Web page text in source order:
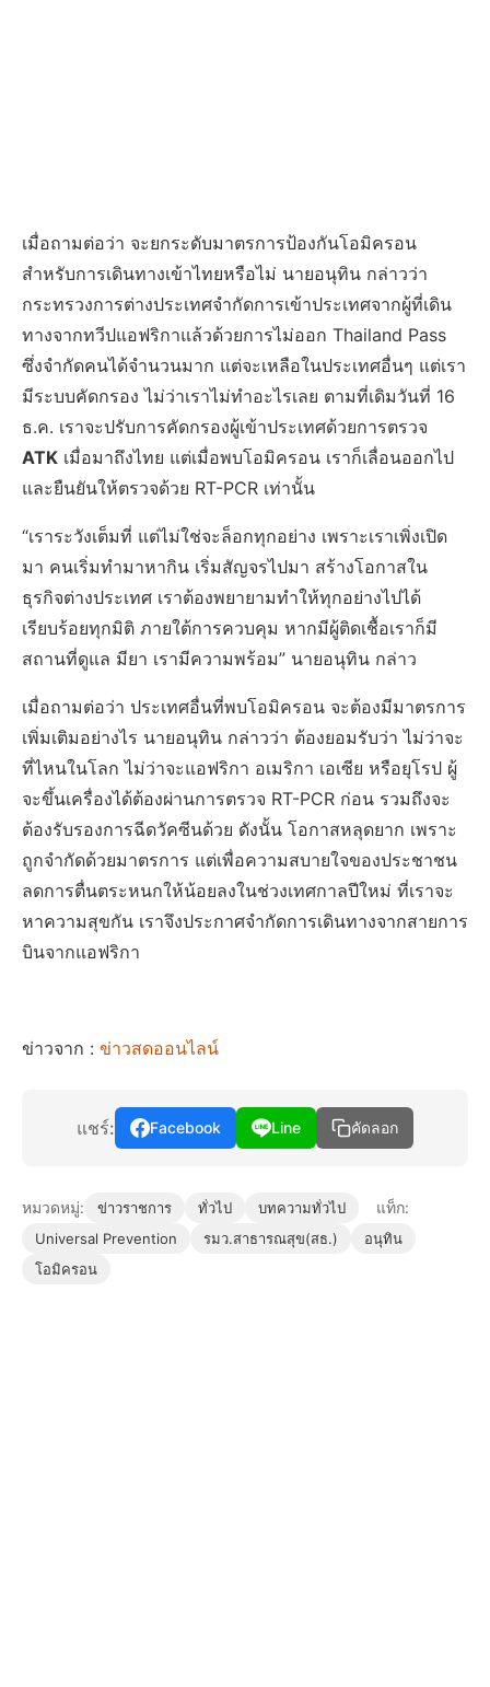
เมื่อถามต่อว่า จะยกระดับมาตรการป้องกันโอมิครอน
สำหรับการเดินทางเข้าไทยหรือไม่ นายอนุทิน กล่าวว่า
กระทรวงการต่างประเทศจำกัดการเข้าประเทศจากผู้ที่เดิน
ทางจากทวีปแอฟริกาแล้วด้วยการไม่ออก Thailand Pass
ซึ่งจำกัดคนได้จำนวนมาก แต่จะเหลือในประเทศอื่นๆ แต่เรา
มีระบบคัดกรอง ไม่ว่าเราไม่ทำอะไรเลย ตามที่เดิมวันที่ 16
ธ.ค. เราจะปรับการคัดกรองผู้เข้าประเทศด้วยการตรวจ
ATK เมื่อมาถึงไทย แต่เมื่อพบโอมิครอน เราก็เลื่อนออกไป
และยืนยันให้ตรวจด้วย RT-PCR เท่านั้น
“เราระวังเต็มที่ แต่ไม่ใช่จะล็อกทุกอย่าง เพราะเราเพิ่งเปิด
มา คนเริ่มทำมาหากิน เริ่มสัญจรไปมา สร้างโอกาสใน
ธุรกิจต่างประเทศ เราต้องพยายามทำให้ทุกอย่างไปได้
เรียบร้อยทุกมิติ ภายใต้การควบคุม หากมีผู้ติดเชื้อเราก็มี
สถานที่ดูแล มียา เรามีความพร้อม” นายอนุทิน กล่าว
เมื่อถามต่อว่า ประเทศอื่นที่พบโอมิครอน จะต้องมีมาตรการ
เพิ่มเติมอย่างไร นายอนุทิน กล่าวว่า ต้องยอมรับว่า ไม่ว่าจะ
ที่ไหนในโลก ไม่ว่าจะแอฟริกา อเมริกา เอเซีย หรือยุโรป ผู้
จะขึ้นเครื่องได้ต้องผ่านการตรวจ RT-PCR ก่อน รวมถึงจะ
ต้องรับรองการฉีดวัคซีนด้วย ดังนั้น โอกาสหลุดยาก เพราะ
ถูกจำกัดด้วยมาตรการ แต่เพื่อความสบายใจของประชาชน
ลดการตื่นตระหนกให้น้อยลงในช่วงเทศกาลปีใหม่ ที่เราจะ
หาความสุขกัน เราจึงประกาศจำกัดการเดินทางจากสายการ
บินจากแอฟริกา
ข่าวจาก : ข่าวสดออนไลน์
แชร์: Facebook Line คัดลอก
หมวดหมู่: ข่าวราชการ ทั่วไป บทความทั่วไป แท็ก:
Universal Prevention รมว.สาธารณสุข(สธ.)
อนุทิน
โอมิครอน